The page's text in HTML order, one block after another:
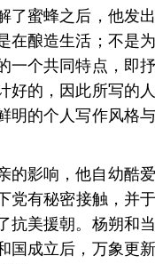
了蜜蜂之后，他发
在酿造生活； 不是
一个共同特点，即
好的， 因此所写的
明的个人写作风格
的影响，他自幼酷
有秘密接触，并
抗美援朝。杨朔和
国成立后，万象更